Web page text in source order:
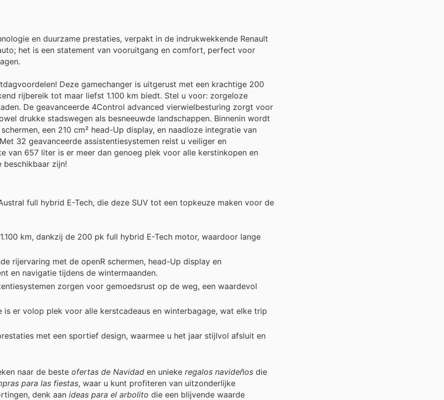
en duurzame prestaties, verpakt in de indrukwekkende Renault
het is een statement van vooruitgang en comfort, perfect voor
Deze gamechanger is uitgerust met een krachtige 200
rijbereik tot maar liefst 1.100 km biedt. Stel u voor: zorgeloze
De geavanceerde 4Control advanced vierwielbesturing zorgt voor
drukke stadswegen als besneeuwde landschappen. Binnenin wordt
een 210 cm² head-Up display, en naadloze integratie van
32 geavanceerde assistentiesystemen reist u veiliger en
van 657 liter is er meer dan genoeg plek voor alle kerstinkopen en
beschikbaar zijn!
full hybrid E-Tech, die deze SUV tot een topkeuze maken voor de
km, dankzij de 200 pk full hybrid E-Tech motor, waardoor lange
rijervaring met de openR schermen, head-Up display en
en navigatie tijdens de wintermaanden.
zorgen voor gemoedsrust op de weg, een waardevol
er volop plek voor alle kerstcadeaus en winterbagage, wat elke trip
met een sportief design, waarmee u het jaar stijlvol afsluit en
naar de beste ofertas de Navidad en unieke regalos navideños die
para las fiestas, waar u kunt profiteren van uitzonderlijke
denk aan ideas para el arbolito die een blijvende waarde